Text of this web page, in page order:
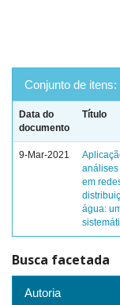
Conjunto de itens:
Data do
documento
Título
9-Mar-2021
análises
em
água:
Busca facetada
Autoria